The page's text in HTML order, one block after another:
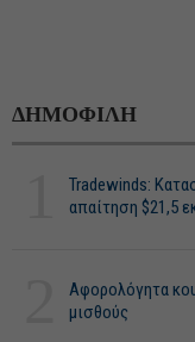
ΔΗΜΟΦΙΛΗ
Tradewinds:
απαίτηση $21,5
Αφορολόγητα
μισθούς